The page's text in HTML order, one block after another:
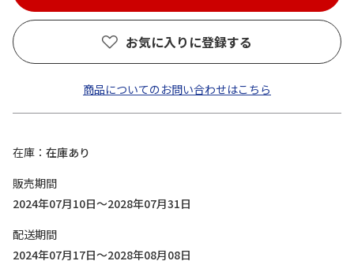
お気に入りに登録する
商品についてのお問い合わせはこちら
在庫
在庫あり
販売期間
2024年07月10日～2028年07月31日
配送期間
2024年07月17日～2028年08月08日